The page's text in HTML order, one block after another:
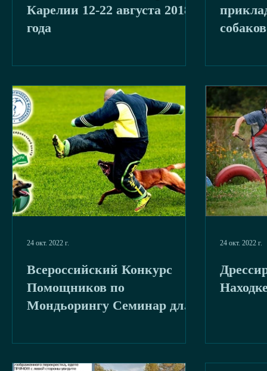
Карелии 12-22 августа 2018
года
Всероссийский Конкурс
Помощников по
Мондьорингу Семинар для
по Мондьорингу
24 окт. 2022 г. 24 окт. 2022 г.